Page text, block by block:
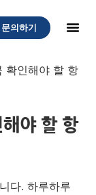
문의하기
확인해야 할 항
야 할 항
다. 하루하루